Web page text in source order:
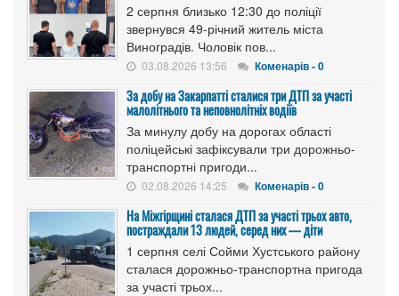
2 серпня близько 12:30 до поліції
звернувся 49-річний житель міста
Виноградів. Чоловік пов...
03.08.2026 13:56 Коменарів - 0
За добу на Закарпатті сталися три ДТП за участі
малолітнього та неповнолітніх водіїв
За минулу добу на дорогах області
поліцейські зафіксували три дорожньо-
транспортні пригоди...
02.08.2026 14:25 Коменарів - 0
На Міжгірщині сталася ДТП за участі трьох авто,
постраждали 13 людей, серед них — діти
1 серпня селі Сойми Хустського району
сталася дорожньо-транспортна пригода
за участі трьох...